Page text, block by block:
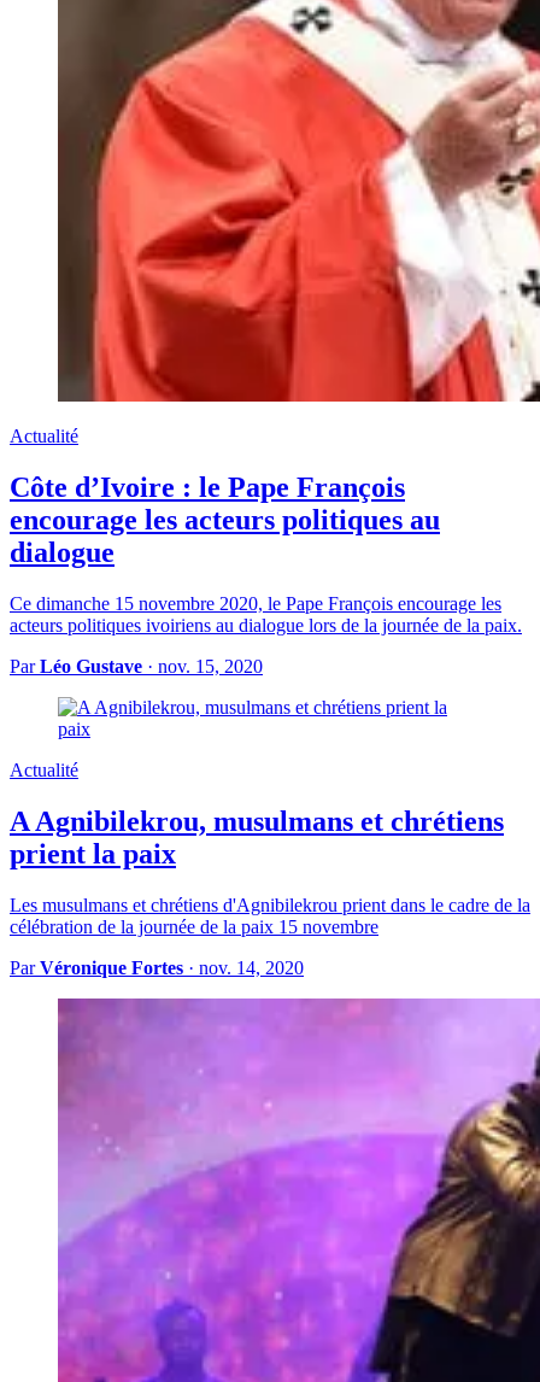
Actualité
Côte d’Ivoire : le Pape François
encourage les acteurs politiques au
dialogue
Ce dimanche 15 novembre 2020, le Pape François encourage les
acteurs politiques ivoiriens au dialogue lors de la journée de la paix.
ParLéo Gustave · nov. 15, 2020
Actualité
A Agnibilekrou, musulmans et chrétiens
prient la paix
Les musulmans et chrétiens d'Agnibilekrou prient dans le cadre de la
célébration de la journée de la paix 15 novembre
ParVéronique Fortes · nov. 14, 2020